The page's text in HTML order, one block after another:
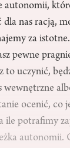
autonomii,
nas racją,
za
pewne
to uczynić,
wewnętrzne
ocenić, co
ile potrafimy
autonomii.